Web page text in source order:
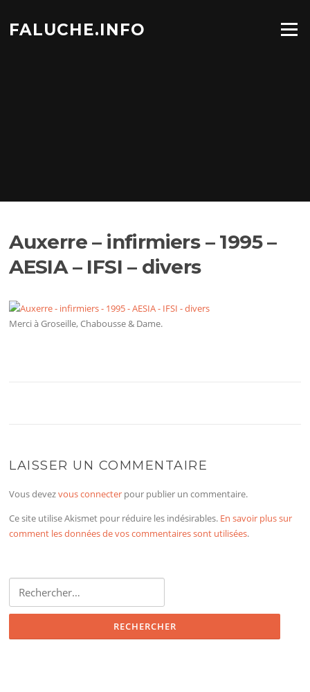
contenu
FALUCHE.INFO Menu
Auxerre – infirmiers – 1995 –
AESIA – IFSI – divers
Merci à Groseille, Chabousse & Dame.
LAISSER UN COMMENTAIRE
Vous devezvous connecter pour publier un commentaire.
Ce site utilise Akismet pour réduire les indésirables. En savoir plus sur
comment les données de vos commentaires sont utilisées.